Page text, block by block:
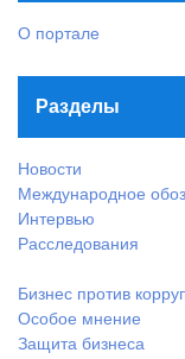
О портале
Разделы
Новости
Международное
Интервью
Расследования
Бизнес против
Особое мнение
Защита бизнеса